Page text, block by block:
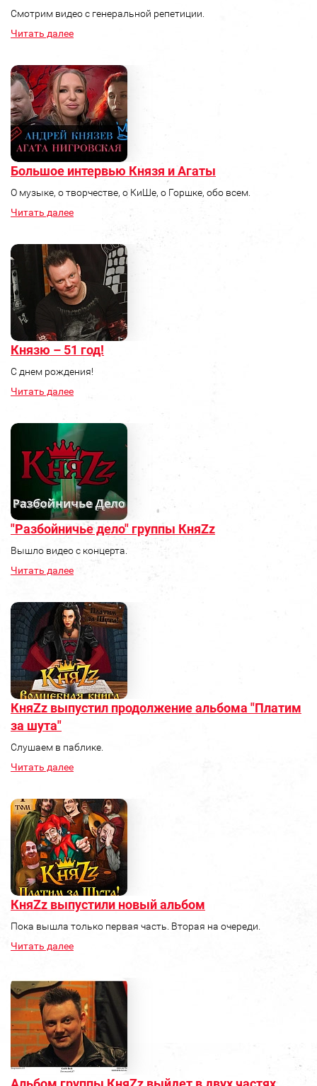
Смотрим видео с генеральной репетиции.
Читать далее
Большое интервью Князя и Агаты
О музыке, о творчестве, о КиШе, о Горшке, обо всем.
Читать далее
Князю – 51 год!
С днем рождения!
Читать далее
"Разбойничье дело" группы КняZz
Вышло видео с концерта.
Читать далее
КняZz выпустил продолжение альбома "Платим
за шута"
Слушаем в паблике.
Читать далее
КняZz выпустили новый альбом
Пока вышла только первая часть. Вторая на очереди.
Читать далее